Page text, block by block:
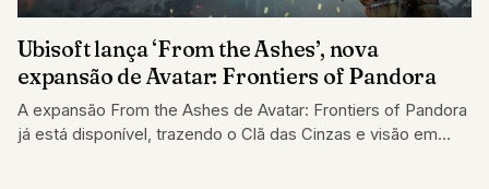
Ubisoft lança ‘From the Ashes’, nova
expansão de Avatar: Frontiers of Pandora
A expansão From the Ashes de Avatar: Frontiers of Pandora
já está disponível, trazendo o Clã das Cinzas e visão em